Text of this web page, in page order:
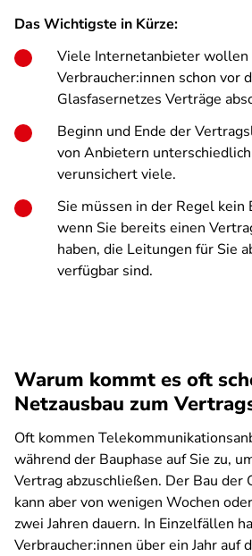
Das Wichtigste in Kürze:
Viele Internetanbieter
Verbraucher:innen schon vor
Glasfasernetzes Verträge
Beginn und Ende der
von Anbietern
verunsichert viele.
Sie müssen in der Regel kein
wenn Sie bereits einen
haben, die Leitungen für Sie
verfügbar sind.
Warum kommt es oft
Netzausbau zum
Oft kommen
während der Bauphase auf Sie zu,
Vertrag abzuschließen. Der Bau der
kann aber von wenigen Wochen
zwei Jahren dauern. In Einzelfällen
Verbraucher:innen über ein Jahr auf